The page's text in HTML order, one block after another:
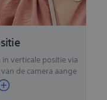
verticale positie via
de camera aange